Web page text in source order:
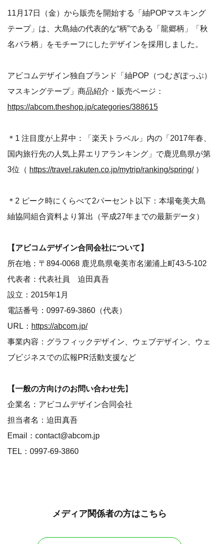
11月17日（金）から販売を開始する「紬POPマスキング
テープ」は、大島紬の代表的な“柄”である「龍郷柄」「秋
名バラ柄」をモチーフにしたデザインを採用しました。
アビコムデザイン独自ブランド「紬POP（つむぎぽっぷ）
マスキングテープ」商品紹介・販売ページ：
https://abcom.theshop.jp/categories/388615
＊1 注目度が上昇中：「楽天トラベル」内の「2017年春、
国内旅行先の人気上昇エリアランキング」で鹿児島県が第
3位（ https://travel.rakuten.co.jp/mytrip/ranking/spring/ ）
＊2 ピーク時にくらべて2パーセント以下：本場奄美大島
紬協同組合資料より算出（平成27年までの最新データ）
【アビコムデザイン合同会社について】
所在地：〒894-0068 鹿児島県奄美市名瀬浦上町43-5-102
代表者：代表社員 迫田真吾
設立：2015年1月
電話番号：0997-69-3860（代表）
URL： https://abcom.jp/
事業内容：グラフィックデザイン、ウェブデザイン、ウェ
ブビジネスでの広報PR活動支援など
【一般の方向けのお問い合わせ先】
企業名：アビコムデザイン合同会社
担当者名：迫田真吾
Email：contact@abcom.jp
TEL：0997-69-3860
メディア関係者の方はこちら